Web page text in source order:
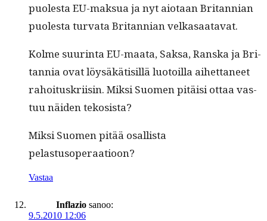
puoles­ta EU-mak­sua ja nyt aio­taan Bri­tann­ian
puoles­ta tur­va­ta Bri­tann­ian velkasaatavat.
Kolme suur­in­ta EU-maa­ta, Sak­sa, Ran­s­ka ja Bri­
tan­nia ovat löysäkätisil­lä luo­toil­la aihet­ta­neet
rahoi­tuskri­isin. Mik­si Suomen pitäisi ottaa vas­
tuu näi­den tekosista?
Mik­si Suomen pitää osal­lista
pelastusoperaatioon?
Vastaa
Inflazio sanoo:
9.5.2010 12:06